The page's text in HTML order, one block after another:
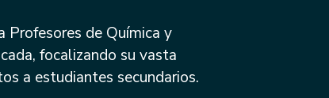
de Química y
focalizando su vasta
a estudiantes secundarios.